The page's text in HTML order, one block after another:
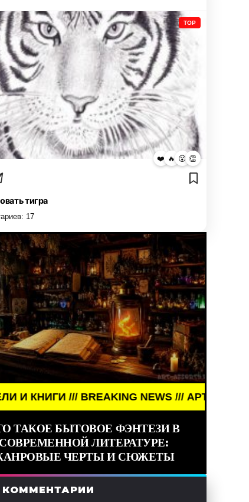
TOP
❤️ 🔥 😮 👏
тигра
17
NEWS /// АРТ /// ПИСАТЕЛИ И
ТАКОЕ БЫТОВОЕ ФЭНТЕЗИ В
СОВРЕМЕННОЙ ЛИТЕРАТУРЕ:
ЧЕРТЫ И СЮЖЕТЫ
КОММЕНТАРИИ